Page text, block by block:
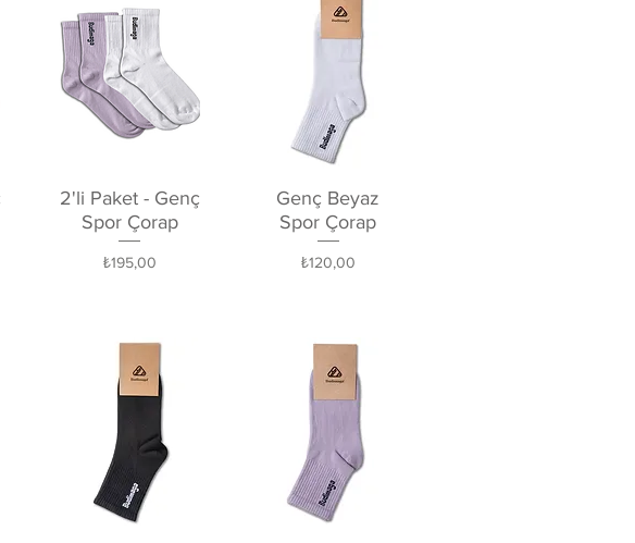
Hızlı Bakış
2'li Paket - Genç
Spor Çorap
Fiyat
₺195,00
Hızlı Bakış
Genç Beyaz
Spor Çorap
Fiyat
₺120,00